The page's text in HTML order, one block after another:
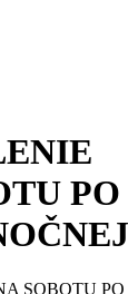
PO